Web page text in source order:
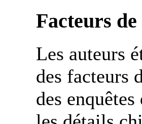
Facteurs
Les auteurs
des facteurs
des